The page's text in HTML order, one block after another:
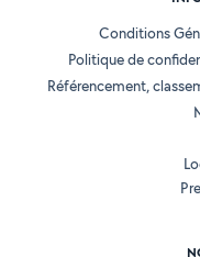
Conditions
Politique de
Référencement,